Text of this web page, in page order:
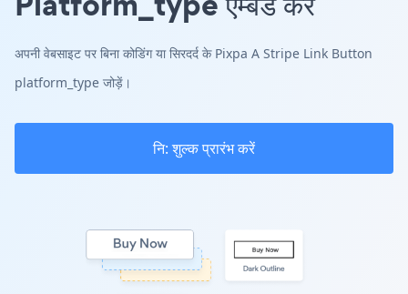
अपनी वेबसाइट पर बिना कोडिंग या सिरदर्द के Pixpa A Stripe Link Button
platform_type जोड़ें।
नि: शुल्क प्रारंभ करें